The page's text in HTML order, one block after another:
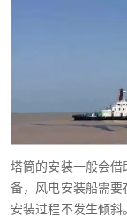
塔筒的安装一般会
备，风电安装船需
安装过程不发生倾斜